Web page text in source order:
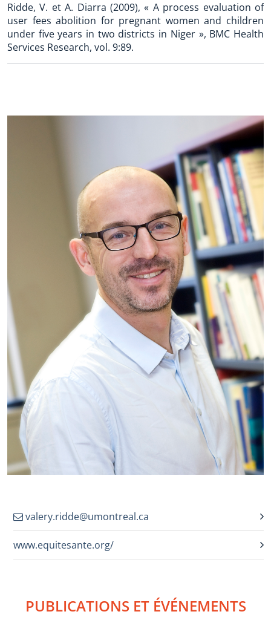
Ridde, V. et A. Diarra (2009), « A process evaluation of
user fees abolition for pregnant women and children
under five years in two districts in Niger », BMC Health
Services Research, vol. 9:89.
valery.ridde@umontreal.ca
www.equitesante.org/
PUBLICATIONS ET ÉVÉNEMENTS